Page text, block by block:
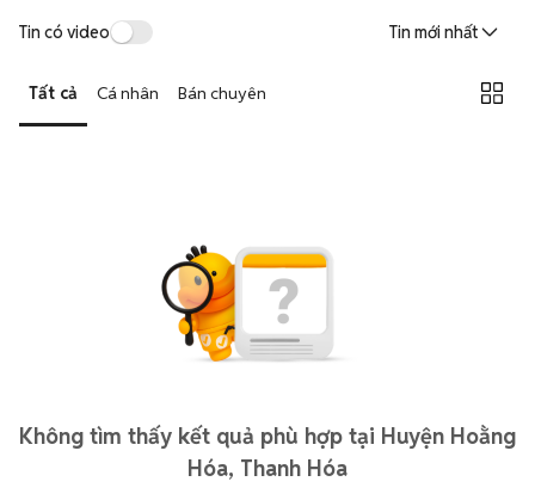
Tin có video Tin mới nhất
Tất cả Cá nhân Bán chuyên
Không tìm thấy kết quả phù hợp tại Huyện Hoằng
Hóa, Thanh Hóa